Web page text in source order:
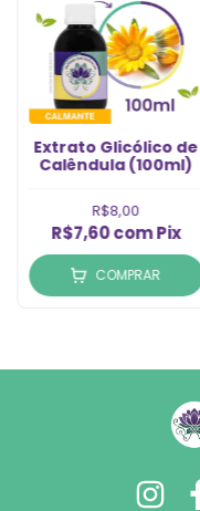
Extrato Glicólico de
Calêndula (100ml)
R$8,00
R$7,60comPix
COMPRAR